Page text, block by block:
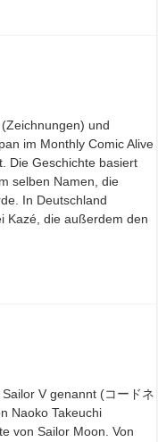
und
im Monthly Comic Alive
Die Geschichte basiert
selben Namen, die
In Deutschland
Kazé, die außerdem den
V genannt (コードネ
Naoko Takeuchi
von Sailor Moon. Von